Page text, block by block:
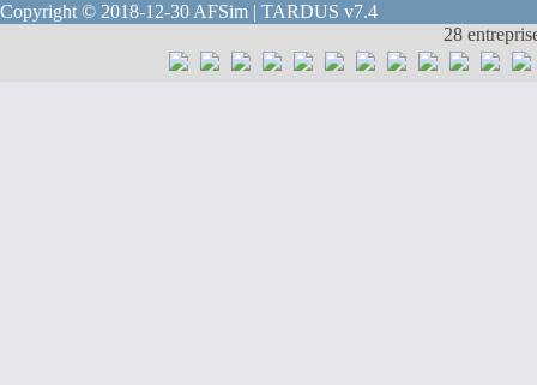
Copyright © 2018-12-30 AFSim | TARDUS v7.4
28